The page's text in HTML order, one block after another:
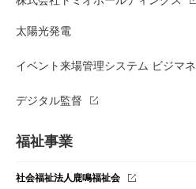
太陽光発電
イベント来場管理システム ビジマネ
デジタル監督
福祉事業
社会福祉法人鹿鳴福祉会